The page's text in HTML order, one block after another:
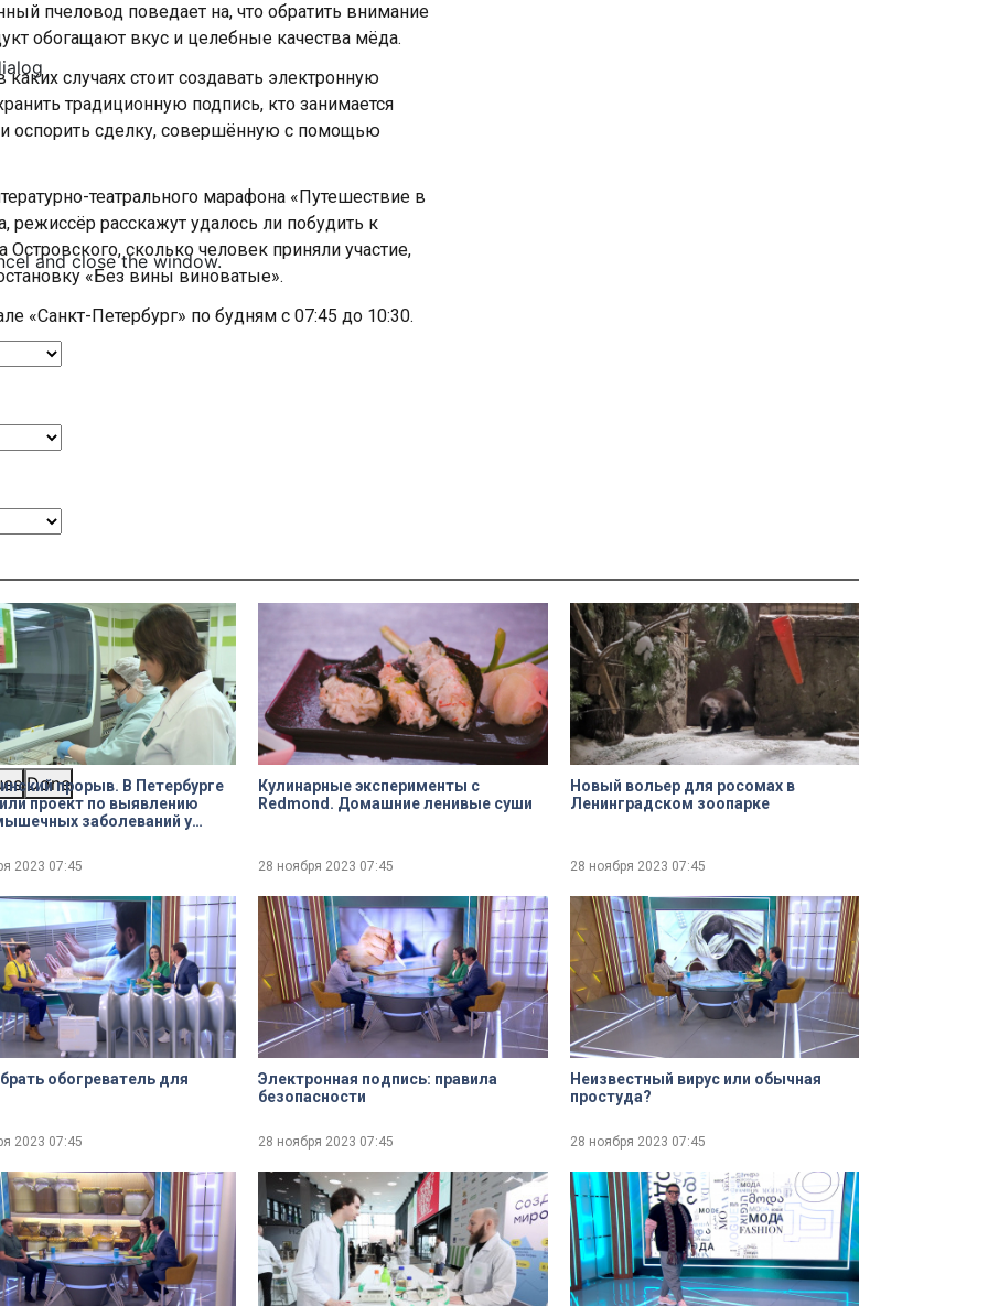
and close the window.
Done
пчеловод поведает на, что обратить внимание
обогащают вкус и целебные качества мёда.
случаях стоит создавать электронную
традиционную подпись, кто занимается
оспорить сделку, совершённую с помощью
театрального марафона «Путешествие в
расскажут удалось ли побудить к
сколько человек приняли участие,
«Без вины виноватые».
«Санкт-Петербург» по будням с 07:45 до 10:30.
прорыв. В Петербурге
проект по выявлению
заболеваний у
2023 07:45
Кулинарные эксперименты с
Redmond. Домашние ленивые суши
28 ноября 2023 07:45
Новый вольер для росомах в
Ленинградском зоопарке
28 ноября 2023 07:45
обогреватель для
2023 07:45
Электронная подпись: правила
безопасности
28 ноября 2023 07:45
Неизвестный вирус или обычная
простуда?
28 ноября 2023 07:45